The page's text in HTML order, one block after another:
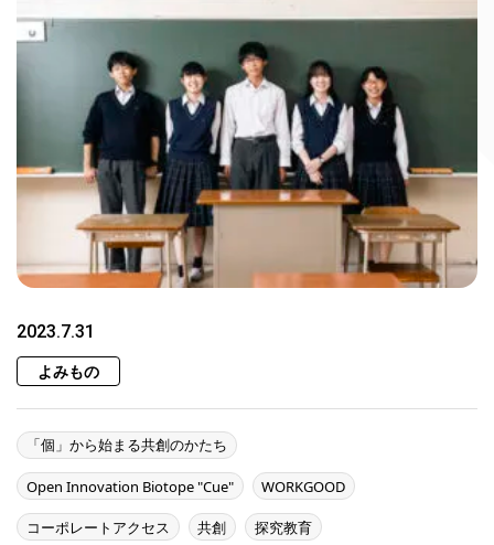
2023.7.31
よみもの
「個」から始まる共創のかたち
Open Innovation Biotope "Cue" WORKGOOD
コーポレートアクセス 共創 探究教育